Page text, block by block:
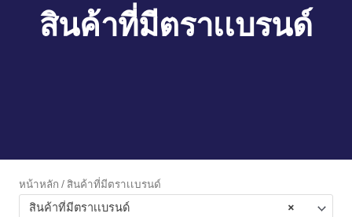
สินค้าที่มีตราเเบรนด์
หน้าหลัก / สินค้าที่มีตราเเบรนด์
×
สินค้าที่มีตราเเบรนด์